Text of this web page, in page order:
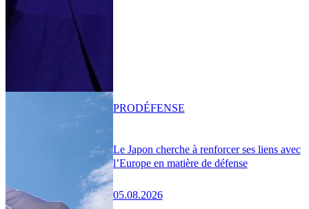
Le Japon cherche à renforcer ses liens avec
l’Europe en matière de défense
05.08.2026
PRODÉFENSE